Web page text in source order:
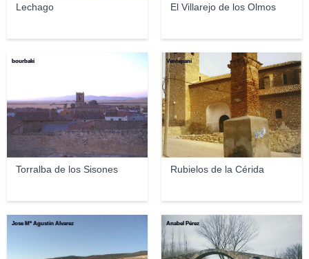
Lechago El Villarejo de los Olmos
Torralba de los Sisones
bourbaki
Rubielos de la Cérida
Ventepani
Jose Mª Agustin Alvarez Anabel Pérez